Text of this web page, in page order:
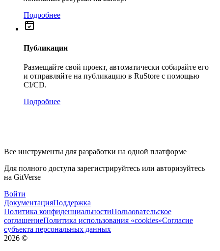
Подробнее
Публикации
Размещайте свой проект, автоматически собирайте его
и отправляйте на публикацию в RuStore с помощью
CI/CD.
Подробнее
Все инструменты для разработки на одной платформе
Для полного доступа зарегистрируйтесь или авторизуйтесь
на GitVerse
Войти
ДокументацияПоддержка
Политика конфиденциальностиПользовательское
соглашениеПолитика использования «cookies»Согласие
субъекта персональных данных
2026 ©